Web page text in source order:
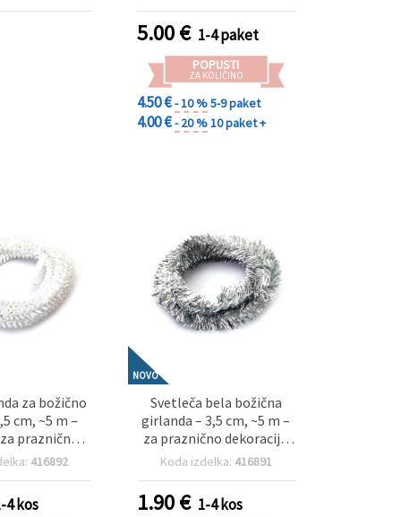
jelke in
dekoracije
5.00€ 1-4 paket
POPUSTI
ZA KOLIČINO
4.50 €- 10 %5-9 paket
4.00 €- 20 %10 paket +
za božično
cm, ~5 m –
praznično
in
DIY
416892
4 kos
NOVO
Svetleča bela božična
girlanda – 3,5 cm, ~5 m –
za praznično dekoracijo
doma in elegantne
Koda izdelka: 416891
1.90€ 1-4 kos